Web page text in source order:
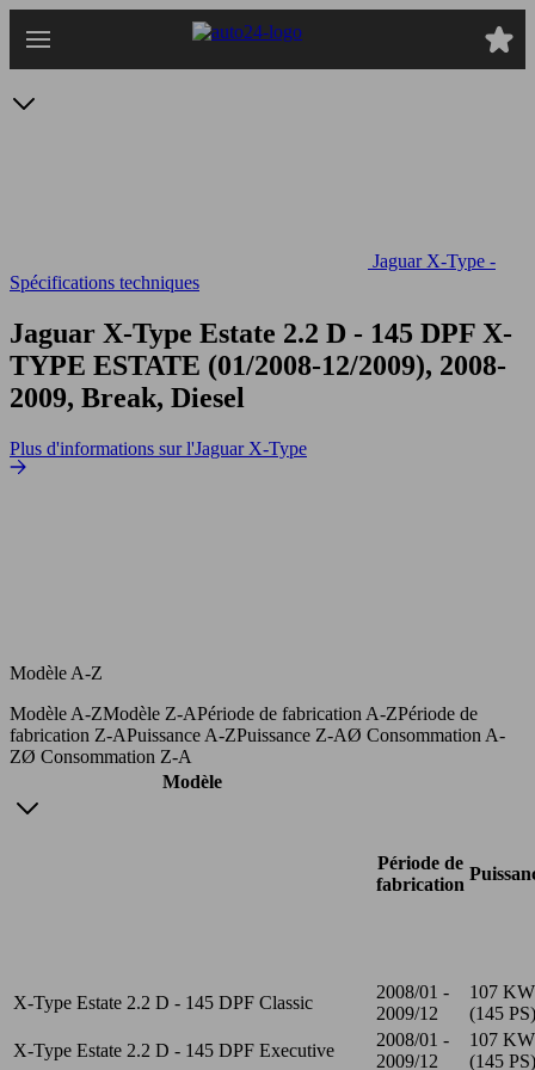
au
Jaguar X-Type -
Spécifications techniques
Jaguar X-Type Estate 2.2 D - 145 DPF X-
TYPE ESTATE (01/2008-12/2009), 2008-
2009, Break, Diesel
Plus d'informations sur l'Jaguar X-Type
Modèle A-Z
Modèle A-ZModèle Z-APériode de fabrication A-ZPériode de
fabrication Z-APuissance A-ZPuissance Z-AØ Consommation A-
ZØ Consommation Z-A
Modèle
Période de
fabrication
X-Type Estate 2.2 D - 145 DPF Classic
2008/01 -
2009/12
107 KW
(145 PS)
X-Type Estate 2.2 D - 145 DPF Executive
2008/01 -
2009/12
107 KW
(145 PS)